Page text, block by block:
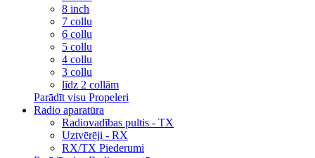
8 inch
7 collu
6 collu
5 collu
4 collu
3 collu
līdz 2 collām
Parādīt visu Propeleri
Radio aparatūra
Radiovadības pultis - TX
Uztvērēji - RX
RX/TX Piederumi